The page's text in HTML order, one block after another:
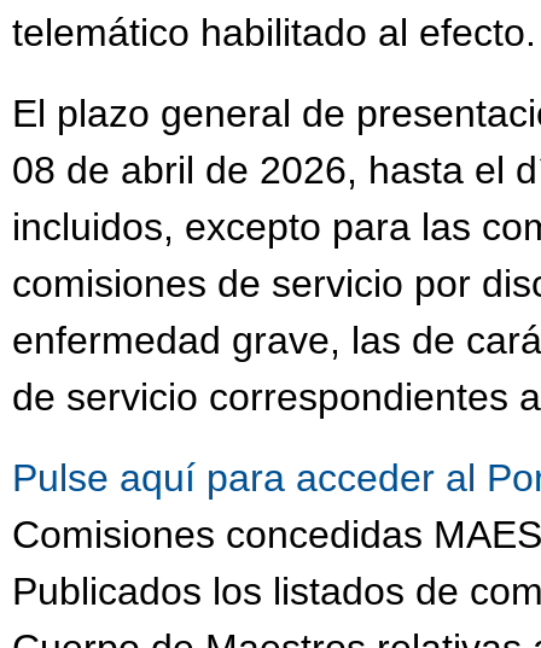
telemático habilitado al efecto.
El plazo general de
08 de abril de 2026, hasta el
incluidos, excepto para las
comisiones de servicio por
enfermedad grave, las de
de servicio correspondientes
Pulse aquí para acceder al
Comisiones concedidas
Publicados los listados de